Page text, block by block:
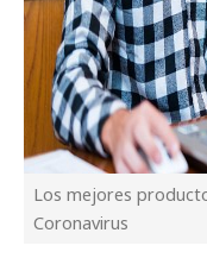
Los mejores
Coronavirus